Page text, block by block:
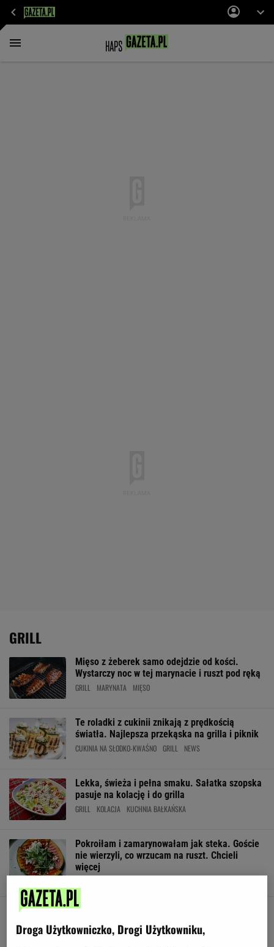
GRILL
Mięso z żeberek samo odejdzie od kości.
Wystarczy noc w tej marynacie i ruszt pod ręką
GRILL MARYNATA MIĘSO
Te roladki z cukinii znikają z prędkością
światła. Najlepsza przekąska na grilla i piknik
CUKINIA NA SŁODKO-KWAŚNO GRILL NEWS
Lekka, świeża i pełna smaku. Sałatka szopska
pasuje na kolację i do grilla
GRILL KOLACJA KUCHNIA BAŁKAŃSKA
Pokroiłam i zamarynowałam jak steka. Goście
nie wierzyli, co wrzucam na ruszt. Chcieli
więcej
Goście proszą o przepis, zanim kiełbasa pojawi
się na stole. To najlepsze sosy na grilla
DODATKI GRILL PRZEKĄSKI
Droga Użytkowniczko, Drogi Użytkowniku,